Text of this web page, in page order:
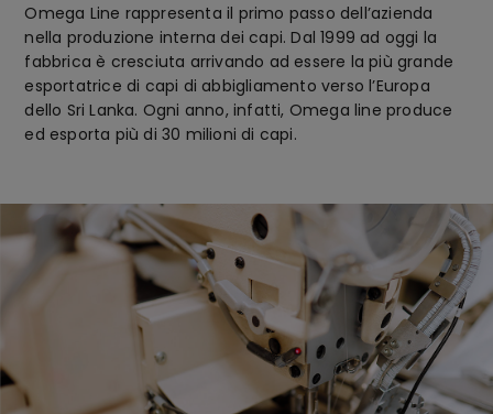
Omega Line rappresenta il primo passo dell’azienda
nella produzione interna dei capi. Dal 1999 ad oggi la
fabbrica è cresciuta arrivando ad essere la più grande
esportatrice di capi di abbigliamento verso l’Europa
dello Sri Lanka. Ogni anno, infatti, Omega line produce
ed esporta più di 30 milioni di capi.